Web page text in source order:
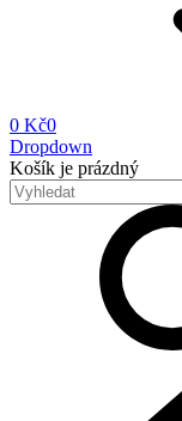
0 Kč0
Dropdown
Košík je prázdný